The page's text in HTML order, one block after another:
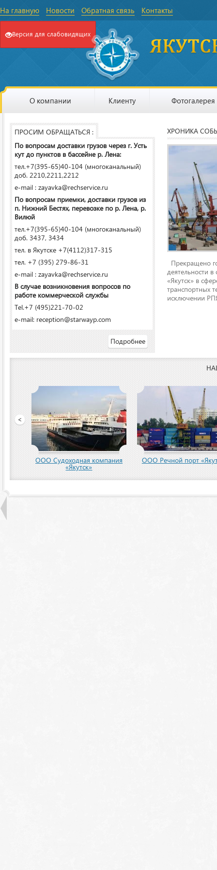
На главную Новости Обратная связь Контакты
Версия для слабовидящих
О компании Клиенту Фотогалерея
ПРОСИМ ОБРАЩАТЬСЯ :
По вопросам доставки грузов через г. Усть
кут до пунктов в бассейне р. Лена:
тел.+7(395-65)40-104 (многоканальный)
доб. 2210,2211,2212
e-mail : zayavka@rechservice.ru
По вопросам приемки, доставки грузов из
п. Нижний Бестях, перевозке по р. Лена, р.
Вилюй
тел.+7(395-65)40-104 (многоканальный)
доб. 3437, 3434
тел. в Якутске +7(4112)317-315
тел. +7 (395) 279-86-31
e-mail : zayavka@rechservice.ru
В случае возникновения вопросов по
работе коммерческой службы
Tel.+7 (495)221-70-02
e-mail: reception@starwayp.com
Подробнее
ХРОНИКА
Прекращено
деятельности
«Якутск» в
транспортных
исключении
<
ООО Речной порт «Якутск»
ООО «Якутский речной